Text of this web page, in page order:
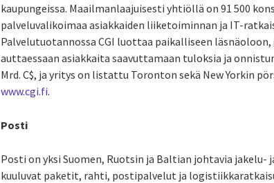
kaupungeissa. Maailmanlaajuisesti yhtiöllä on 91 500
palveluvalikoimaa asiakkaiden liiketoiminnan ja IT-
Palvelutuotannossa CGI luottaa paikalliseen
auttaessaan asiakkaita saavuttamaan tuloksia ja
Mrd. C$, ja yritys on listattu Toronton sekä New Yorkin
www.cgi.fi.
Posti
Posti on yksi Suomen, Ruotsin ja Baltian johtavia
kuuluvat paketit, rahti, postipalvelut ja